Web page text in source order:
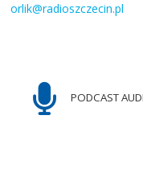
orlik@radioszczecin.pl
PODCAST